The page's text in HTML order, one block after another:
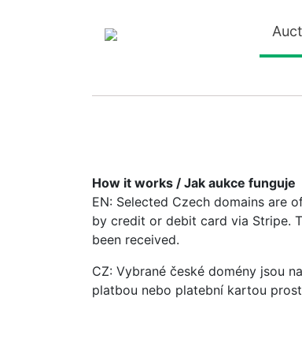
How it works / Jak aukce funguje
EN: Selected Czech domains are
by credit or debit card via Stripe.
been received.
CZ: Vybrané české domény jsou
platbou nebo platební kartou